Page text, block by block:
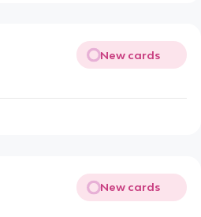
New cards
New cards